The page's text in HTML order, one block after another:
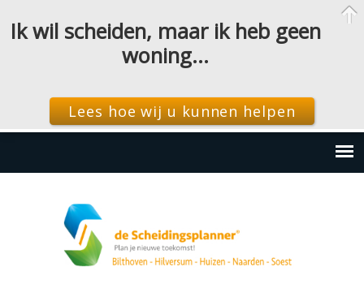
Ik wil scheiden, maar ik heb geen
woning…
Lees hoe wij u kunnen helpen